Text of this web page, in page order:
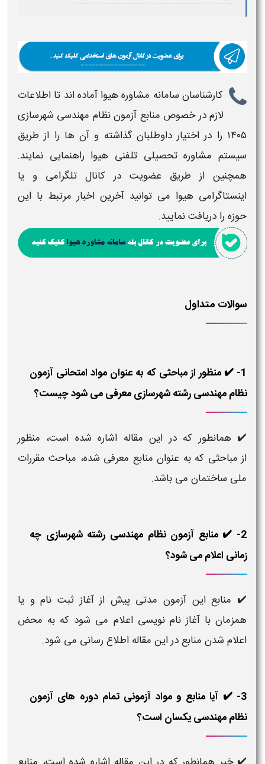
کارشناسان سامانه مشاوره هیوا آماده اند تا اطلاعات
لازم در خصوص منابع آزمون نظام مهندسی شهرسازی
۱۴۰۵ را در اختیار داوطلبان گذاشته و آن ها را از طریق
سیستم مشاوره تحصیلی تلفنی هیوا راهنمایی نمایند.
همچنین از طریق عضویت در کانال تلگرامی و یا
اینستاگرامی هیوا می توانید آخرین اخبار مرتبط با این
حوزه را دریافت نمایید.
سوالات متداول
1- ✔️ منظور از مباحثی که به عنوان مواد امتحانی آزمون
نظام مهندسی رشته شهرسازی معرفی می شود چیست؟
✔️ همانطور که در این مقاله اشاره شده است، منظور
از مباحثی که به عنوان منابع معرفی شده، مباحث مقررات
ملی ساختمان می باشد.
2- ✔️ منابع آزمون نظام مهندسی رشته شهرسازی چه
زمانی اعلام می شود؟
✔️ منابع این آزمون مدتی پیش از آغاز ثبت نام و یا
همزمان با آغاز نام نویسی اعلام می شود که به محض
اعلام شدن منابع در این مقاله اطلاع رسانی می شود.
3- ✔️ آیا منابع و مواد آزمونی تمام دوره های آزمون
نظام مهندسی یکسان است؟